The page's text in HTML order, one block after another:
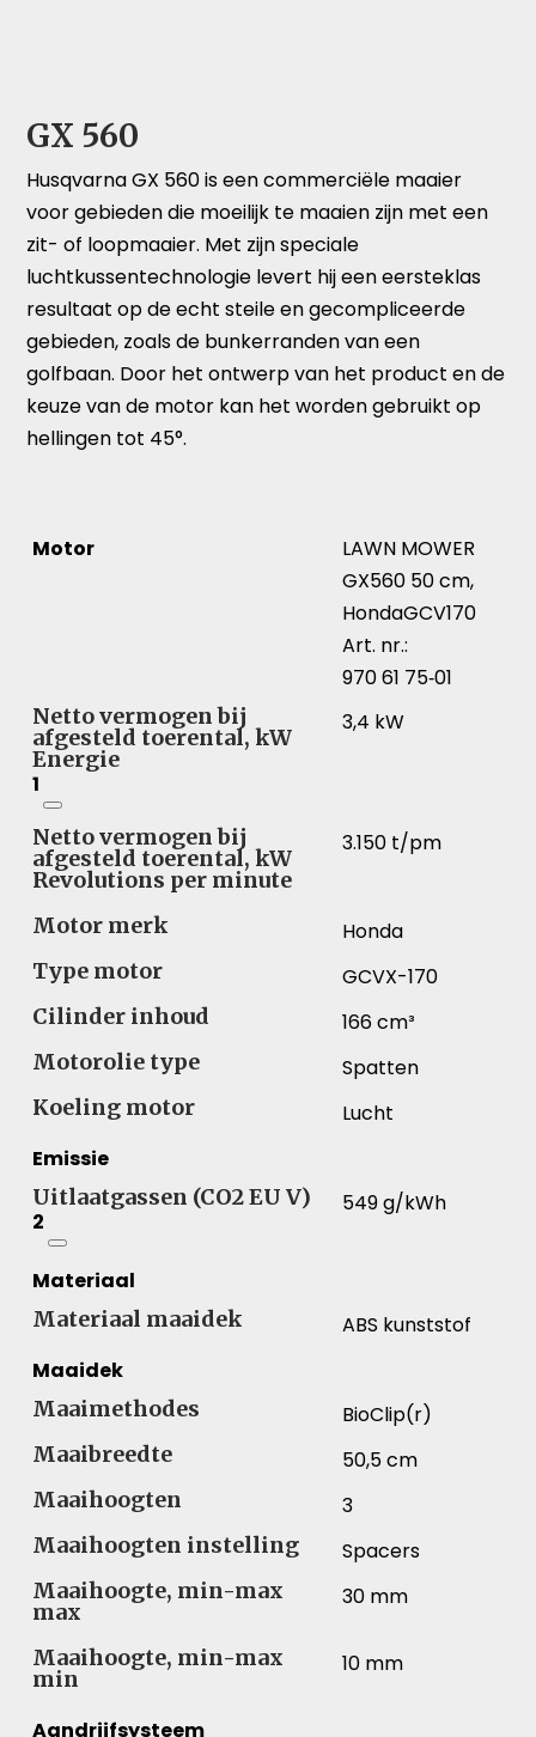
GX 560
Husqvarna GX 560 is een commerciële maaier
voor gebieden die moeilijk te maaien zijn met een
zit- of loopmaaier. Met zijn speciale
luchtkussentechnologie levert hij een eersteklas
resultaat op de echt steile en gecompliceerde
gebieden, zoals de bunkerranden van een
golfbaan. Door het ontwerp van het product en de
keuze van de motor kan het worden gebruikt op
hellingen tot 45°.
Motor
LAWN MOWER
GX560 50 cm,
HondaGCV170
Art. nr.:
970 61 75‑01
Netto vermogen bij
afgesteld toerental, kW
Energie
1
3,4 kW
Netto vermogen bij
afgesteld toerental, kW
Revolutions per minute
3.150 t/pm
Motor merk
Honda
Type motor
GCVX-170
Cilinder inhoud
166 cm³
Motorolie type
Spatten
Koeling motor
Lucht
Emissie
Uitlaatgassen (CO2 EU V)
2
549 g/kWh
Materiaal
Materiaal maaidek
ABS kunststof
Maaidek
Maaimethodes
BioClip(r)
Maaibreedte
50,5 cm
Maaihoogten
3
Maaihoogten instelling
Spacers
Maaihoogte, min-max
max
30 mm
Maaihoogte, min-max
min
10 mm
Aandrijfsysteem